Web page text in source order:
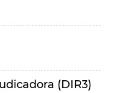
(DIR3)